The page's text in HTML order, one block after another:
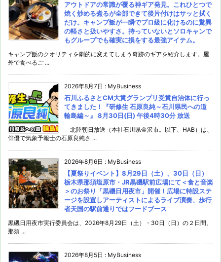
アウトドアの常識が覆る神ギア発見。これひとつで
焼く炒める煮るが全部できて後片付けはサッと拭く
だけ。キャンプ飯が一瞬でプロ級に化けるのに驚異
の軽さと扱いやすさ。持っていないとソロキャンで
もグループでも確実に損をする最強アイテム。
キャンプ飯のクオリティを劇的に変えてしまう奇跡のギアを紹介します。屋
外で食べるご ...
2026年8月7日 : MyBusiness
石川ふるさとCM大賞グランプリ受賞自治体に行っ
てきました！『研修生 石原良純～石川県民への道
輪島編～』 8月30日(日) 午後4時30分 放送
北陸朝日放送（本社石川県金沢市。以下、HAB）は、
俳優で気象予報士の石原良純さ ...
2026年8月6日 : MyBusiness
【夏祭りイベント】8月29日（土）、30日（日）
栃木県那須塩原市・JR黒磯駅前広場にて＜食と音楽
＞のお祭り「黒磯日用夜市」開催！広場に特設ステ
ージを設置しアーティストによるライブ演奏、歩行
者天国の駅前通りではフードブース
黒磯日用夜市実行委員会は、2026年8月29日（土）・30日（日）の２日間、
那須 ...
2026年8月5日 : MyBusiness